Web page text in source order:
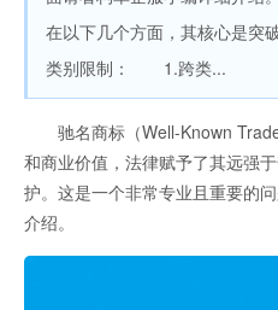
在以下几个方面，其核心是突
类别限制： 1.跨类...
驰名商标（Well-Known
和商业价值，法律赋予了其远强
护。这是一个非常专业且重要的
介绍。